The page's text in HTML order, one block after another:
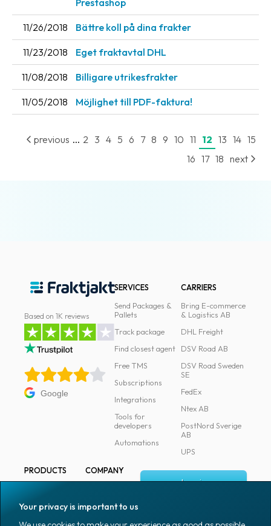
Prestashop
11/26/2018 Bättre koll på dina frakter
11/23/2018 Eget fraktavtal DHL
11/08/2018 Billigare utrikesfrakter
11/05/2018 Möjlighet till PDF-faktura!
previous ... 2 3 4 5 6 7 8 9 10 11 12 13 14 15
16 17 18 next
Based on 1K reviews
Google
SERVICES
Send Packages &
Pallets
Track package
Find closest agent
Free TMS
Subscriptions
Integrations
Tools for
developers
Automations
CARRIERS
Bring E-commerce
& Logistics AB
DHL Freight
DSV Road AB
DSV Road Sweden
SE
FedEx
Ntex AB
PostNord Sverige
AB
UPS
PRODUCTS
Marking
Packaging
COMPANY
Media
Log in
Sign up
Your privacy is important to us